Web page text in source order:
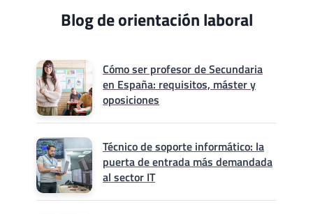
Blog de orientación laboral
Cómo ser profesor de Secundaria
en España: requisitos, máster y
oposiciones
Técnico de soporte informático: la
puerta de entrada más demandada
al sector IT